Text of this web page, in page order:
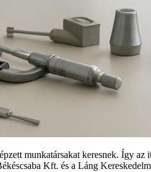
munkatársakat keresnek. Így
Kft. és a Láng